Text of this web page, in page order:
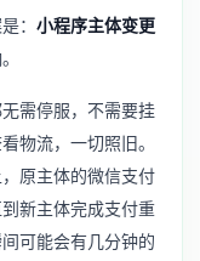
： 小程序主体变更
需停服，不需要挂
物流，一切照旧。
原主体的微信支付
新主体完成支付重
可能会有几分钟的